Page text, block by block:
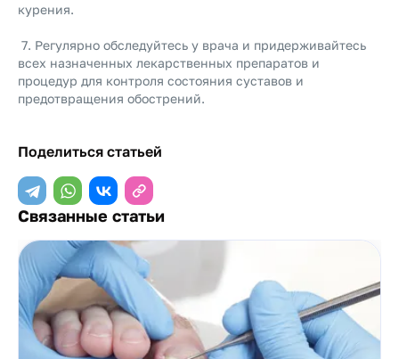
курения.
7. Регулярно обследуйтесь у врача и придерживайтесь
всех назначенных лекарственных препаратов и
процедур для контроля состояния суставов и
предотвращения обострений.
Поделиться статьей
Связанные статьи